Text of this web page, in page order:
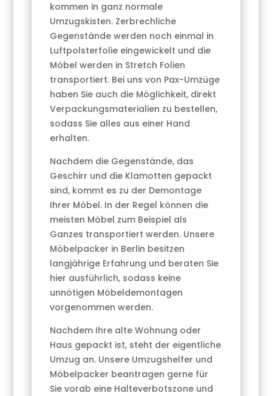
kommen in ganz normale
Umzugskisten. Zerbrechliche
Gegenstände werden noch einmal in
Luftpolsterfolie eingewickelt und die
Möbel werden in Stretch Folien
transportiert. Bei uns von Pax-Umzüge
haben Sie auch die Möglichkeit, direkt
Verpackungsmaterialien zu bestellen,
sodass Sie alles aus einer Hand
erhalten.
Nachdem die Gegenstände, das
Geschirr und die Klamotten gepackt
sind, kommt es zu der Demontage
Ihrer Möbel. In der Regel können die
meisten Möbel zum Beispiel als
Ganzes transportiert werden. Unsere
Möbelpacker in Berlin besitzen
langjährige Erfahrung und beraten Sie
hier ausführlich, sodass keine
unnötigen Möbeldemontagen
vorgenommen werden.
Nachdem Ihre alte Wohnung oder
Haus gepackt ist, steht der eigentliche
Umzug an. Unsere Umzugshelfer und
Möbelpacker beantragen gerne für
Sie vorab eine Halteverbotszone und